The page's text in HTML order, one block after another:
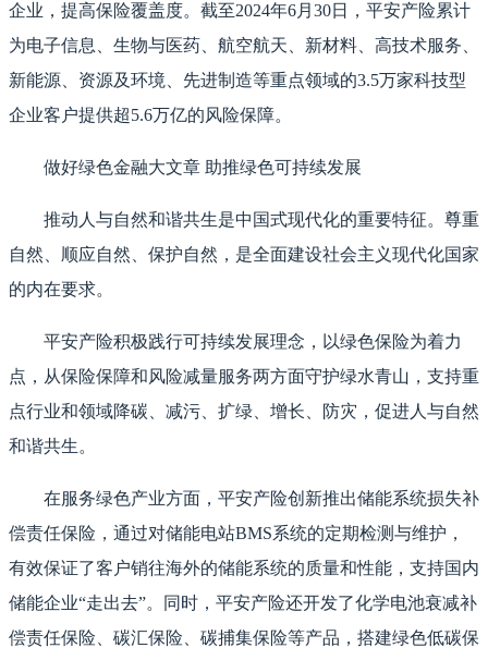
企业，提高保险覆盖度。截至2024年6月30日，平安产险累计
为电子信息、生物与医药、航空航天、新材料、高技术服务、
新能源、资源及环境、先进制造等重点领域的3.5万家科技型
企业客户提供超5.6万亿的风险保障。
做好绿色金融大文章 助推绿色可持续发展
推动人与自然和谐共生是中国式现代化的重要特征。尊重
自然、顺应自然、保护自然，是全面建设社会主义现代化国家
的内在要求。
平安产险积极践行可持续发展理念，以绿色保险为着力
点，从保险保障和风险减量服务两方面守护绿水青山，支持重
点行业和领域降碳、减污、扩绿、增长、防灾，促进人与自然
和谐共生。
在服务绿色产业方面，平安产险创新推出储能系统损失补
偿责任保险，通过对储能电站BMS系统的定期检测与维护，
有效保证了客户销往海外的储能系统的质量和性能，支持国内
储能企业“走出去”。同时，平安产险还开发了化学电池衰减补
偿责任保险、碳汇保险、碳捕集保险等产品，搭建绿色低碳保